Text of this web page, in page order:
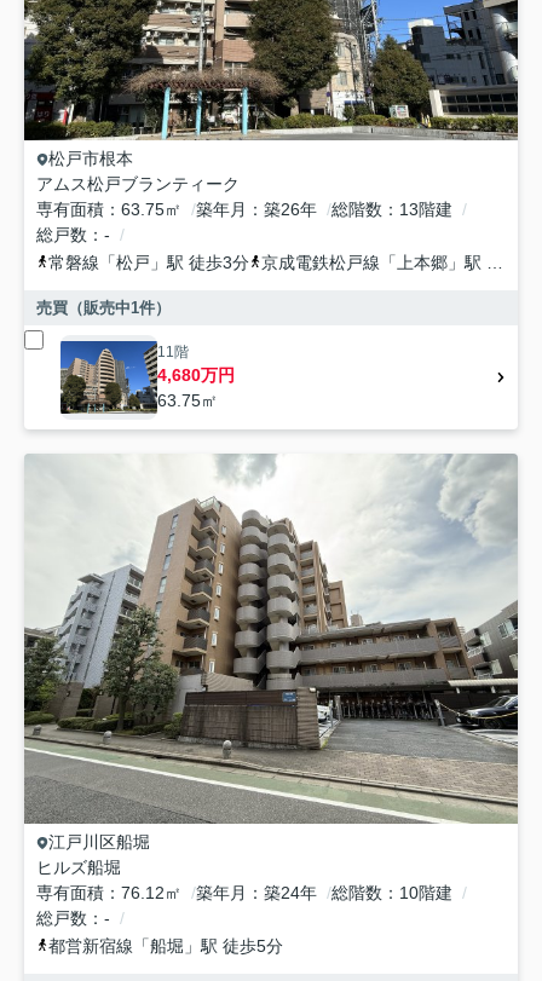
松戸市根本
アムス松戸ブランティーク
専有面積
63.75㎡ 築年月 築26年 総階数
13階建
総戸数
-
常磐線 「松戸 」駅 徒歩3分 京成電鉄松戸線 「上本郷 」駅 徒歩23分
売買（販売中1件）
11階
4,680万円
63.75㎡
江戸川区船堀
ヒルズ船堀
専有面積
76.12㎡ 築年月 築24年 総階数
10階建
総戸数
-
都営新宿線 「船堀 」駅 徒歩5分